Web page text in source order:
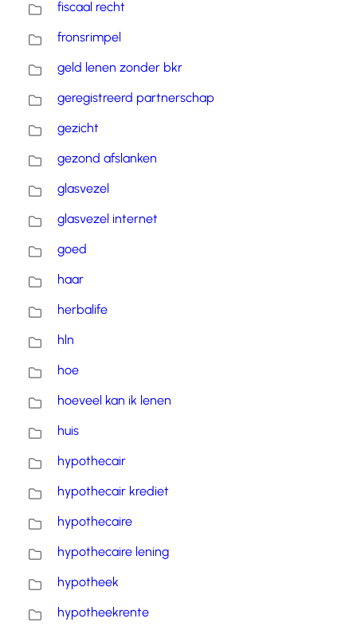
fiscaal recht
fronsrimpel
geld lenen zonder bkr
geregistreerd partnerschap
gezicht
gezond afslanken
glasvezel
glasvezel internet
goed
haar
herbalife
hln
hoe
hoeveel kan ik lenen
huis
hypothecair
hypothecair krediet
hypothecaire
hypothecaire lening
hypotheek
hypotheekrente